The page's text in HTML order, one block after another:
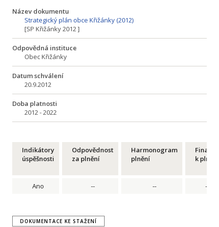
Název dokumentu
Strategický plán obce Křižánky (2012)
[SP Křižánky 2012 ]
Odpovědná instituce
Obec Křižánky
Datum schválení
20.9.2012
Doba platnosti
2012 - 2022
Indikátory
úspěšnosti
Odpovědnost
za plnění
Harmonogram
plnění
Finance
k plnění
Ano -- -- --
DOKUMENTACE KE STAŽENÍ